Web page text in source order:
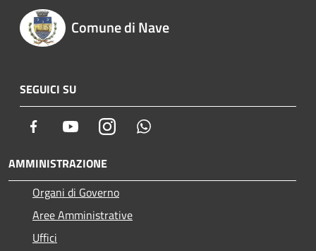
Comune di Nave
SEGUICI SU
Facebook YoutubeInstagram
AMMINISTRAZIONE
Organi di Governo
Aree Amministrative
Uffici